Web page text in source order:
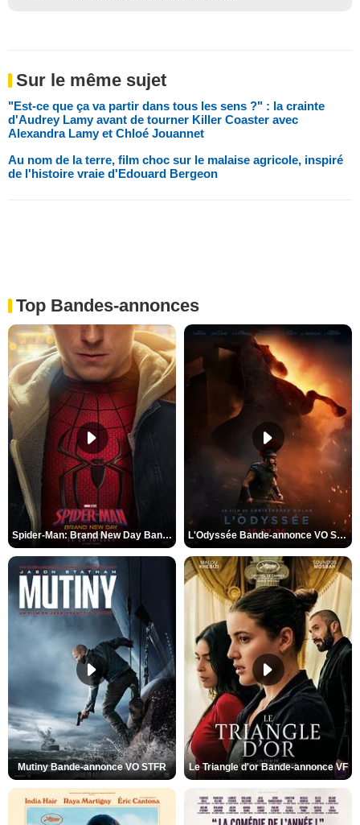
Sur le même sujet
"Est-ce que ça va partir dans tous les sens ?" : la crainte
d'Audrey Lamy avant de tourner Killer Coaster avec
Alexandra Lamy et Chloé Jouannet
Au nom de la terre, film choc sur le malaise agricole, inspiré
de l'histoire vraie d'Edouard Bergeon
Top Bandes-annonces
Spider-Man: Brand New Day Bande-annonce VO STFR L'Odyssée Bande-annonce VO STFR
Mutiny Bande-annonce VO STFR Le Triangle d'or Bande-annonce VF